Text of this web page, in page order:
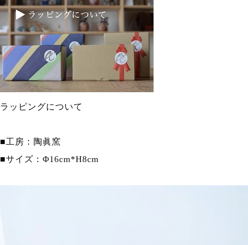
ラッピングについて
■工房：陶眞窯
■サイズ：Φ16cm*H8cm